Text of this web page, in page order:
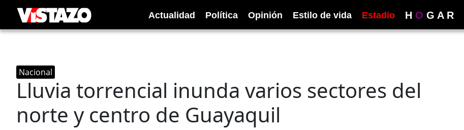
Actualidad Política Opinión Estilo de vida Estadio H O G A R
Nacional
Lluvia torrencial inunda varios sectores del
norte y centro de Guayaquil